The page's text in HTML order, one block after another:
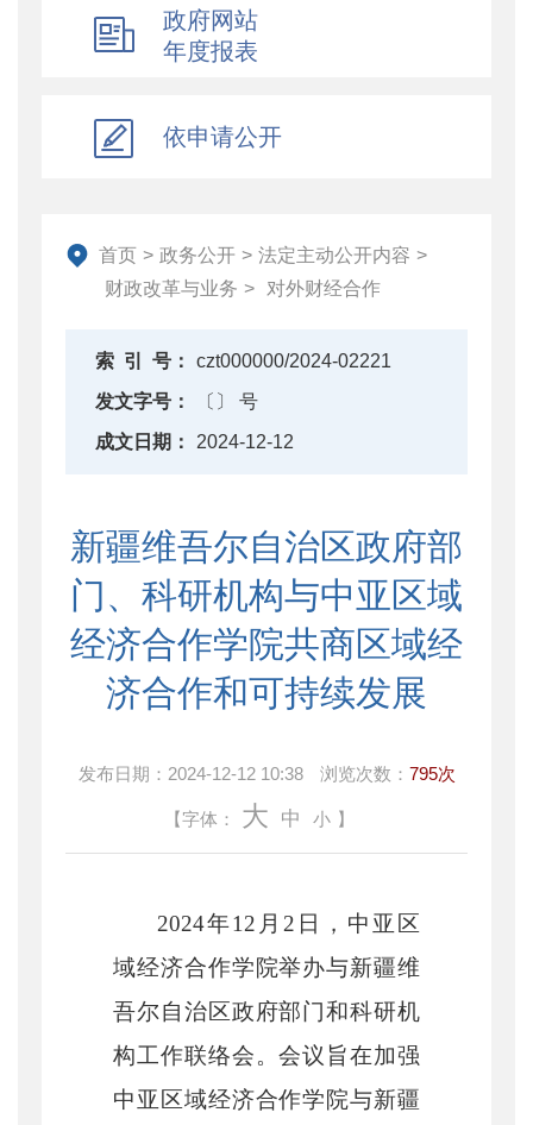
自然资源和生态环境
乡村振兴
资产监督管理
金融工作
财政内控监督
下载中心
重点领域信息公开
政府网站
年度报表
依申请公开
首页 > 政务公开 > 法定主动公开内容 >
财政改革与业务 > 对外财经合作
索 引 号：
czt000000/2024-02221
发文字号：
〔〕 号
成文日期：
2024-12-12
新疆维吾尔自治区政府部
门、科研机构与中亚区域
经济合作学院共商区域经
济合作和可持续发展
发布日期： 2024-12-12 10:38 浏览次数： 795次
【字体： 大 中 小 】
2024年12月2日，中亚区
域经济合作学院举办与新疆维
吾尔自治区政府部门和科研机
构工作联络会。会议旨在加强
中亚区域经济合作学院与新疆